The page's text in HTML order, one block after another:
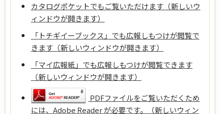
カタログポケットでもご覧いただけます（新しいウ
ィンドウが開きます）
「トチギイーブックス」でも広報しもつけが閲覧で
きます（新しいウィンドウが開きます）
「マイ広報紙」でも広報しもつけが閲覧できます
（新しいウィンドウが開きます）
PDFファイルをご覧いただくため
には、Adobe Reader が必要です。（新しいウィン